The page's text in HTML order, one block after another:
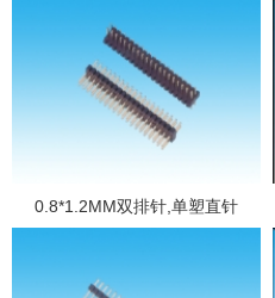
0.8*1.2MM双排针,单塑直针